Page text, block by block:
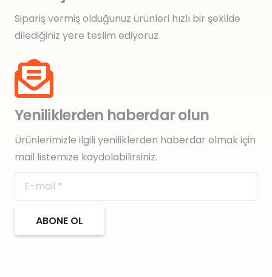
Sipariş vermiş olduğunuz ürünleri hızlı bir şekilde
dilediğiniz yere teslim ediyoruz
Yeniliklerden haberdar olun
Ürünlerimizle ilgili yeniliklerden haberdar olmak için
mail listemize kaydolabilirsiniz.
ABONE OL